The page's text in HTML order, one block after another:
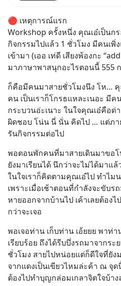
50% ค่าธรรม
ล้านบาทขึ้นไป
🔴 เหตุการณ์แรก
Workshop ครั้งหนึ่ง คุณเอ๋เป็นก
กิจกรรมไปแล้ว 1 ชั่วโมง มีคนเพิ่
เข้ามา (เออ เท่ดี เสียงพ้องกะ
มาภาษาพาสนุกอะไรตอนนี้ 555 ก
ก็คือมีคนมาสายชั่วโมงนึง โห…
คน เป็นเราก็โกรธแหละเนอะ มี
กระบวนอ่ะเนาะ ในใจคุณเอ๋คือด่
ผิดชอบ โน่น นี่ นั่น คิดไป … แต่ภ
รันกิจกรรมต่อไป
พอตอนพักคนที่มาสายเดินมาขอโ
ยังมาเรียนได้ นึกว่าจะไม่ได้มาแล้
ในใจเราก็คิดตามคุณเอ๋ไป ทำไม
เพราะเมื่อเช้าตอนที่กำลังจะขับ
หายออกจากบ้านไป เค้าเลยต้อง
กว่าจะเจอ
พอเจอท่าน เก็บท่าน เอ้ยยย พาท่
เรียบร้อย ถึงได้รีบบึ่งรถมาจากระ
ชั่วโมง สายไปหน่อยแต่ก็ดีใจที่ยั
จากแดงเป็นเขียวไหมล่ะค้า ณ จุด
ต้องไปทำบุญกล่อมเกลาจิตใจบ้า